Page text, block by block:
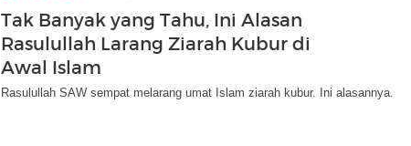
Tak Banyak yang Tahu, Ini Alasan
Rasulullah Larang Ziarah Kubur di
Awal Islam
Rasulullah SAW sempat melarang umat Islam ziarah kubur. Ini alasannya.